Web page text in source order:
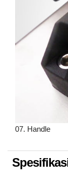
07. Handle